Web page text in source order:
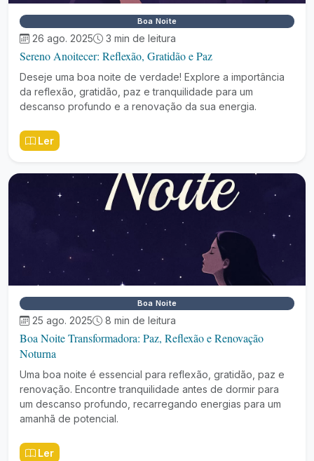
Boa Noite
26 ago. 2025 3 min de leitura
Sereno Anoitecer: Reflexão, Gratidão e Paz
Deseje uma boa noite de verdade! Explore a importância
da reflexão, gratidão, paz e tranquilidade para um
descanso profundo e a renovação da sua energia.
Ler
Boa Noite
25 ago. 2025 8 min de leitura
Boa Noite Transformadora: Paz, Reflexão e Renovação
Noturna
Uma boa noite é essencial para reflexão, gratidão, paz e
renovação. Encontre tranquilidade antes de dormir para
um descanso profundo, recarregando energias para um
amanhã de potencial.
Ler